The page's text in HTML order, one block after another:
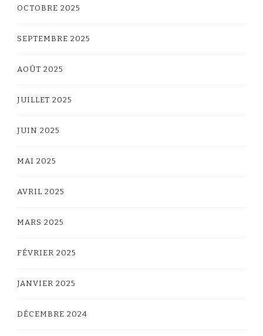
OCTOBRE 2025
SEPTEMBRE 2025
AOÛT 2025
JUILLET 2025
JUIN 2025
MAI 2025
AVRIL 2025
MARS 2025
FÉVRIER 2025
JANVIER 2025
DÉCEMBRE 2024